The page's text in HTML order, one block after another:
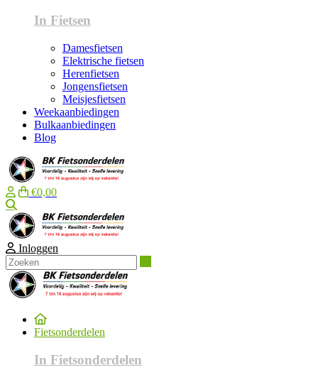
In Fietsen
Damesfietsen
Elektrische fietsen
Herenfietsen
Jongensfietsen
Meisjesfietsen
Weekaanbiedingen
Bulkaanbiedingen
Blog
€0,00
Inloggen
Fietsonderdelen
In Fietsonderdelen